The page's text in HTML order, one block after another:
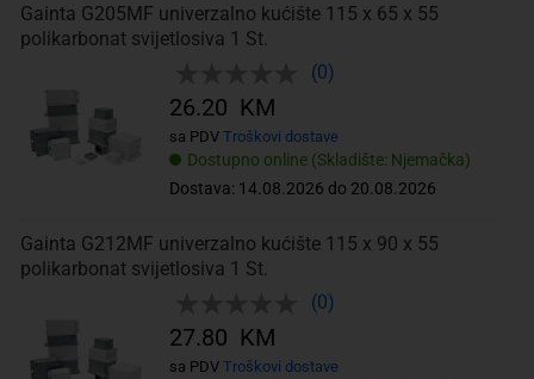
Gainta G205MF univerzalno kućište 115 x 65 x 55
polikarbonat svijetlosiva 1 St.
(0)
Dostupno online (Skladište: Njemačka)
Dostava: 14.08.2026 do 20.08.2026
26.20 KM
sa PDV Troškovi dostave
Gainta G212MF univerzalno kućište 115 x 90 x 55
polikarbonat svijetlosiva 1 St.
(0)
27.80 KM
sa PDV Troškovi dostave